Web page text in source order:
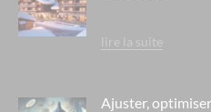
lire la suite
Ajuster,